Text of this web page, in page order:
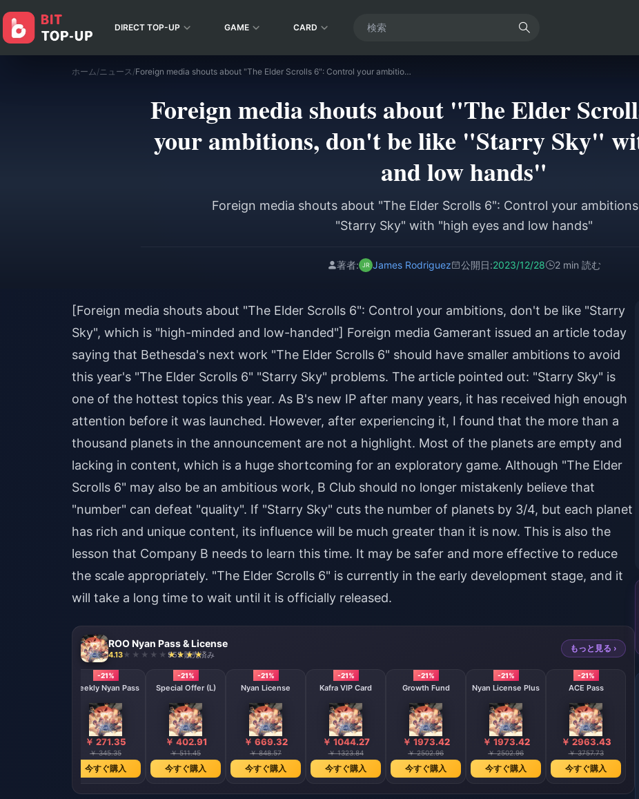
DIRECT TOP-UP GAME CARD
ホーム/ニュース / Foreign media shouts about "The Elder Scrolls 6": Control your ambitions, don't be like "Starry Sky" with "high eyes and low hands"
Foreign media shouts about "The Elder
your ambitions, don't be like "Starry Sky"
and low hands"
Foreign media shouts about "The Elder Scrolls 6": Control your
"Starry Sky" with "high eyes and low hands"
著者: James Rodriguez 公開日:2023/12/28 2 min 読む
[Foreign media shouts about "The Elder Scrolls 6": Control your ambitions, don't be like "Starry
Sky", which is "high-minded and low-handed"] Foreign media Gamerant issued an article today
saying that Bethesda's next work "The Elder Scrolls 6" should have smaller ambitions to avoid
this year's "The Elder Scrolls 6" "Starry Sky" problems. The article pointed out: "Starry Sky" is
one of the hottest topics this year. As B's new IP after many years, it has received high enough
attention before it was launched. However, after experiencing it, I found that the more than a
thousand planets in the announcement are not a highlight. Most of the planets are empty and
lacking in content, which is a huge shortcoming for an exploratory game. Although "The Elder
Scrolls 6" may also be an ambitious work, B Club should no longer mistakenly believe that
"number" can defeat "quality". If "Starry Sky" cuts the number of planets by 3/4, but each planet
has rich and unique content, its influence will be much greater than it is now. This is also the
lesson that Company B needs to learn this time. It may be safer and more effective to reduce
the scale appropriately. "The Elder Scrolls 6" is currently in the early development stage, and it
will take a long time to wait until it is officially released.
ROO Nyan Pass & License
4.13 955 販売済み
もっと見る ›
-21%
Weekly Nyan Pass
￥ 271.35
￥ 345.35
今すぐ購入
-21%
Special Offer (L)
￥ 402.91
￥ 511.45
今すぐ購入
-21%
Nyan License
￥ 669.32
￥ 848.57
今すぐ購入
-21%
Kafra VIP Card
￥ 1044.27
￥ 1323.84
今すぐ購入
-21%
Growth Fund
￥ 1973.42
￥ 2502.96
今すぐ購入
-21%
Nyan License Plus
￥ 1973.42
￥ 2502.96
今すぐ購入
-21%
ACE Pass
￥ 2963.43
￥ 3757.73
今すぐ購入